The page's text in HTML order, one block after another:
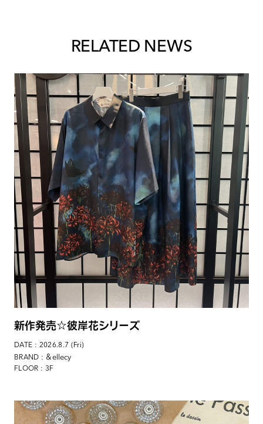
RELATED NEWS
新作発売☆彼岸花シリーズ
DATE : 2026.8.7 (Fri)
BRAND : ＆ellecy
FLOOR : 3F